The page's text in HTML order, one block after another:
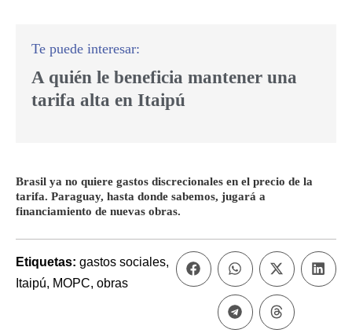
A quién le beneficia mantener una
tarifa alta en Itaipú
Brasil ya no quiere gastos discrecionales en el precio de la
tarifa. Paraguay, hasta donde sabemos, jugará a
financiamiento de nuevas obras.
Etiquetas: gastos sociales,
Itaipú, MOPC, obras